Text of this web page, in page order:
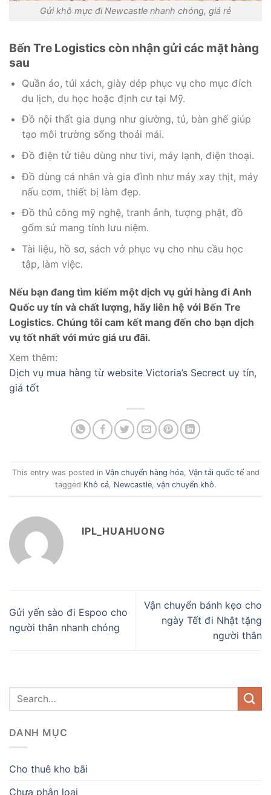
Gửi khô mực đi Newcastle nhanh chóng, giá rẻ
Bến Tre Logistics còn nhận gửi các mặt hàng
sau
Quần áo, túi xách, giày dép phục vụ cho mục đích
du lịch, du học hoặc định cư tại Mỹ.
Đồ nội thất gia dụng như giường, tủ, bàn ghế giúp
tạo môi trường sống thoải mái.
Đồ điện tử tiêu dùng như tivi, máy lạnh, điện thoại.
Đồ dùng cá nhân và gia đình như máy xay thịt, máy
nấu cơm, thiết bị làm đẹp.
Đồ thủ công mỹ nghệ, tranh ảnh, tượng phật, đồ
gốm sứ mang tính lưu niệm.
Tài liệu, hồ sơ, sách vở phục vụ cho nhu cầu học
tập, làm việc.
Nếu bạn đang tìm kiếm một dịch vụ gửi hàng đi Anh
Quốc uy tín và chất lượng, hãy liên hệ với Bến Tre
Logistics. Chúng tôi cam kết mang đến cho bạn dịch
vụ tốt nhất với mức giá ưu đãi.
Xem thêm:
Dịch vụ mua hàng từ website Victoria’s Secrect uy tín,
giá tốt
This entry was posted in Vận chuyển hàng hóa, Vận tải quốc tếand
tagged Khô cá, Newcastle, vận chuyển khô.
IPL_HUAHUONG
Gửi yến sào đi Espoo cho
người thân nhanh chóng
Vận chuyển bánh kẹo cho
ngày Tết đi Nhật tặng
người thân
DANH MỤC
Cho thuê kho bãi
Chưa phân loại